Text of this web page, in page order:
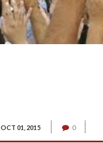
OCT 01, 2015 0